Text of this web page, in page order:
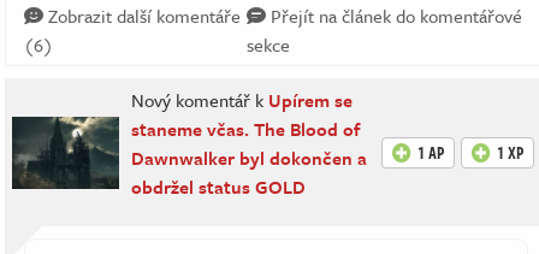
Zobrazit další komentáře
(6)
Přejít na článek do komentářové
sekce
Nový komentář k Upírem se
staneme včas. The Blood of
Dawnwalker byl dokončen a
obdržel status GOLD
1 AP 1 XP